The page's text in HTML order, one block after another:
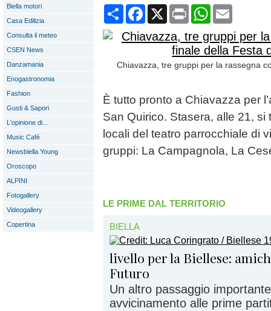
Biella motori
Casa Edilizia
Consulta il meteo
CSEN News
Danzamania
Enogastronomia
Fashion
Gusti & Sapori
L'opinione di...
Music Cafè
Newsbiella Young
Oroscopo
ALPINI
Fotogallery
Videogallery
Copertina
CondividiFacebook
X Print WhatsApp
Chiavazza, tre gruppi per la rassegna
È tutto pronto a Chiavazza per
San Quirico. Stasera, alle 21,
locali del teatro parrocchiale di
gruppi: La Campagnola, La
LE PRIME DAL TERRITORIO
BIELLA
livello per la Biellese:
Futuro
Un altro passaggio
avvicinamento alle prime